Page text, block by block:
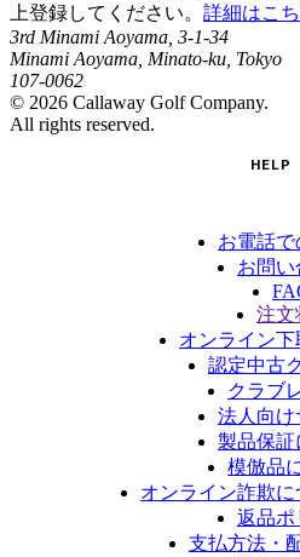
上登録してください。 詳細はこ
3rd Minami Aoyama, 3-1-34
Minami Aoyama, Minato-ku, Tokyo
107-0062
© 2026 Callaway Golf Company.
All rights reserved.
HELP
お電話で
お問
注文
オンライン
認定中古
クラブ
法人向け
製品保証
模倣品
オンライン詐欺
返品ポ
支払方法・